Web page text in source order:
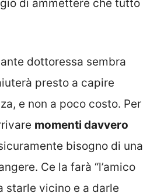
di ammettere che tutto
dottoressa sembra
presto a capire
e non a poco costo. Per
momenti davvero
bisogno di una
Ce la farà “l’amico
starle vicino e a darle